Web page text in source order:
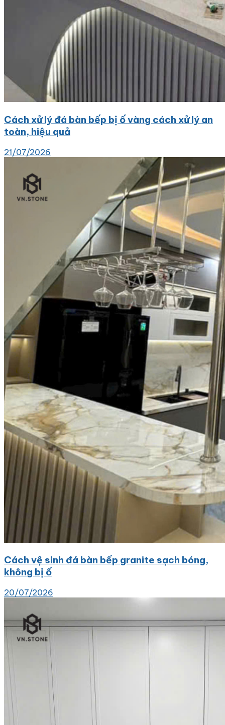
Cách xử lý đá bàn bếp bị ố vàng cách xử lý an
toàn, hiệu quả
21/07/2026
Cách vệ sinh đá bàn bếp granite sạch bóng,
không bị ố
20/07/2026